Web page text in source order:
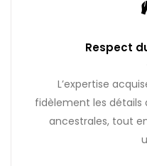
Respect
L’expertise
fidèlement les détails
ancestrales, tout